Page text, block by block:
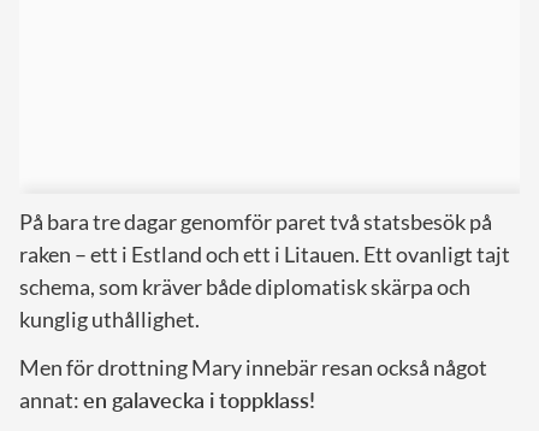
På bara tre dagar genomför paret två statsbesök på
raken – ett i Estland och ett i Litauen. Ett ovanligt tajt
schema, som kräver både diplomatisk skärpa och
kunglig uthållighet.
Men för drottning Mary innebär resan också något
annat:en galavecka i toppklass!